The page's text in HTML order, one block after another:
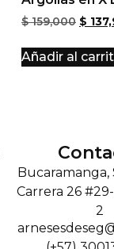
$159,000 $
Añadir al
Bucaramanga,
Carrera 26
2